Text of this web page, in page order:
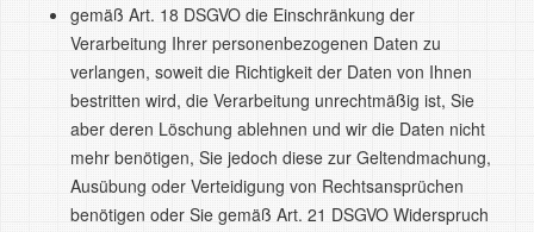
gemäß Art. 18 DSGVO die Einschränkung der
Verarbeitung Ihrer personenbezogenen Daten zu
verlangen, soweit die Richtigkeit der Daten von Ihnen
bestritten wird, die Verarbeitung unrechtmäßig ist, Sie
aber deren Löschung ablehnen und wir die Daten nicht
mehr benötigen, Sie jedoch diese zur Geltendmachung,
Ausübung oder Verteidigung von Rechtsansprüchen
benötigen oder Sie gemäß Art. 21 DSGVO Widerspruch